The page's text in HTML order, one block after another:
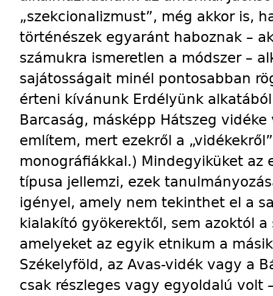
„szekcionalizmust”, még akkor is,
történészek egyaránt haboznak –
számukra ismeretlen a módszer –
sajátosságait minél pontosabban
érteni kívánunk Erdélyünk
Barcaság, másképp Hátszeg
említem, mert ezekről a
monográfiákkal.) Mindegyiküket az
típusa jellemzi, ezek
igényel, amely nem tekinthet el a
kialakító gyökerektől, sem azoktól
amelyeket az egyik etnikum a
Székelyföld, az Avas-vidék vagy a
csak részleges vagy egyoldalú volt